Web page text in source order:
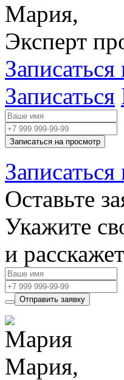
Мария,
Эксперт
Записаться
Записаться на просмотр
Оставьте
Укажите
и
Отправить заявку
Мария,